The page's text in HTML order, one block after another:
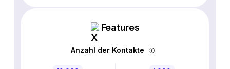
Features
Anzahl der Kontakte